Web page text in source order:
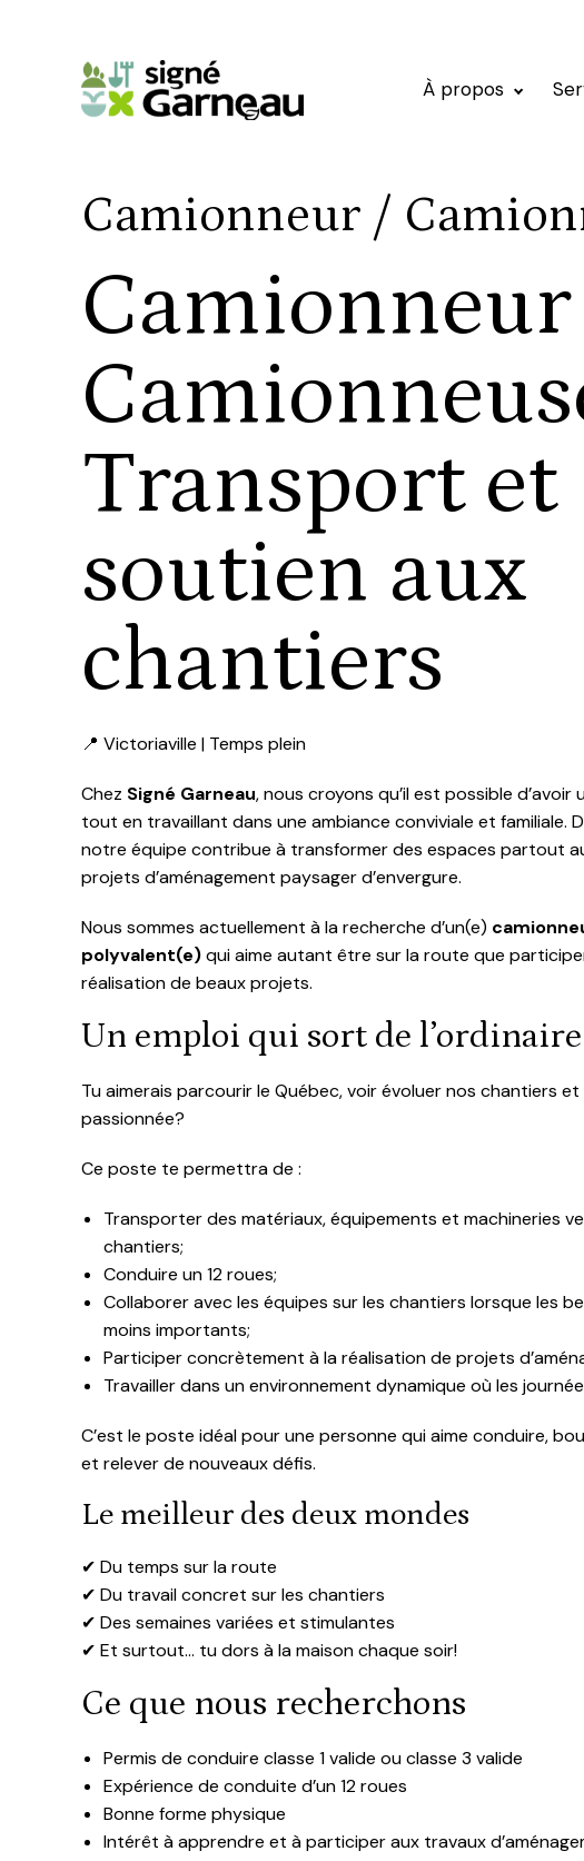
À propos
Camionneur /
Transport et
soutien aux
chantiers
📍 Victoriaville | Temps plein
Chez Signé Garneau, nous croyons qu’il est possible
tout en travaillant dans une ambiance conviviale et familiale.
notre équipe contribue à transformer des espaces partout
projets d’aménagement paysager d’envergure.
Nous sommes actuellement à la recherche d’un(e)
polyvalent(e)qui aime autant être sur la route que
réalisation de beaux projets.
Un emploi qui sort de l’ordinaire
Tu aimerais parcourir le Québec, voir évoluer nos chantiers
passionnée?
Ce poste te permettra de :
Transporter des matériaux, équipements et machineries
chantiers;
Conduire un 12 roues;
Collaborer avec les équipes sur les chantiers lorsque les
moins importants;
Participer concrètement à la réalisation de projets
Travailler dans un environnement dynamique où les
C’est le poste idéal pour une personne qui aime conduire,
et relever de nouveaux défis.
Le meilleur des deux mondes
✔ Du temps sur la route
✔ Du travail concret sur les chantiers
✔ Des semaines variées et stimulantes
✔ Et surtout… tu dors à la maison chaque soir!
Ce que nous recherchons
Permis de conduire classe 1 valide ou classe 3 valide
Expérience de conduite d’un 12 roues
Bonne forme physique
Intérêt à apprendre et à participer aux travaux